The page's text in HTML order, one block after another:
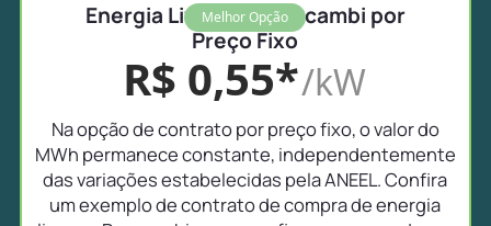
Melhor Opção
Energia Livre em Paracambi por
Preço Fixo
R$ 0,55*/kW
Na opção de contrato por preço fixo, o valor do
MWh permanece constante, independentemente
das variações estabelecidas pela ANEEL. Confira
um exemplo de contrato de compra de energia